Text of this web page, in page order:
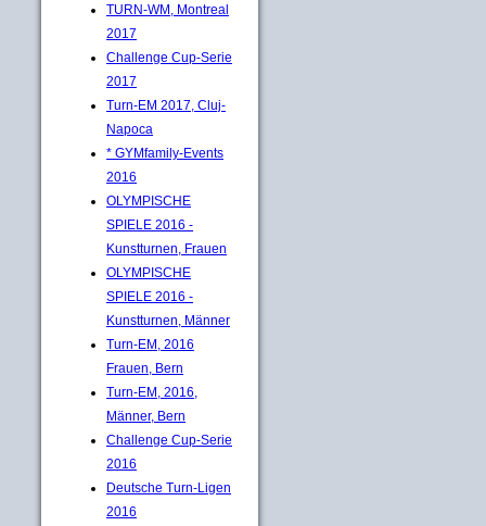
TURN-WM, Montreal
2017
Challenge Cup-Serie
2017
Turn-EM 2017, Cluj-
Napoca
* GYMfamily-Events
2016
OLYMPISCHE
SPIELE 2016 -
Kunstturnen, Frauen
OLYMPISCHE
SPIELE 2016 -
Kunstturnen, Männer
Turn-EM, 2016
Frauen, Bern
Turn-EM, 2016,
Männer, Bern
Challenge Cup-Serie
2016
Deutsche Turn-Ligen
2016